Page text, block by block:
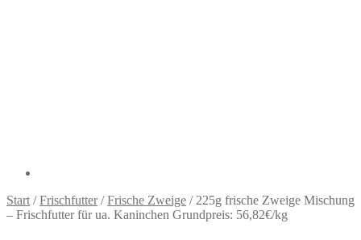
Start /Frischfutter/Frische Zweige / 225g frische Zweige Mischung
– Frischfutter für ua. Kaninchen Grundpreis: 56,82€/kg